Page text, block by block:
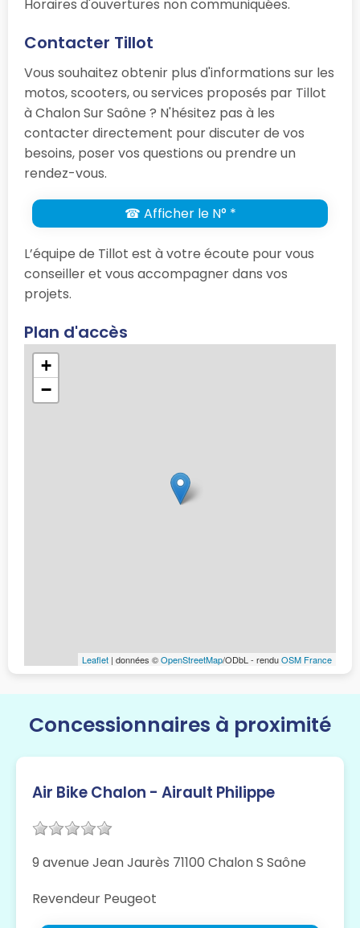
Horaires d'ouvertures non communiquées.
Contacter Tillot
Vous souhaitez obtenir plus d'informations sur les
motos, scooters, ou services proposés par Tillot
à Chalon Sur Saône ? N'hésitez pas à les
contacter directement pour discuter de vos
besoins, poser vos questions ou prendre un
rendez-vous.
☎ Afficher le N° *
L’équipe de Tillot est à votre écoute pour vous
conseiller et vous accompagner dans vos
projets.
Plan d'accès
+
−
Leaflet | données ©OpenStreetMap/ODbL - renduOSM France
Concessionnaires à proximité
Air Bike Chalon - Airault Philippe
9 avenue Jean Jaurès 71100 Chalon S Saône
Revendeur Peugeot